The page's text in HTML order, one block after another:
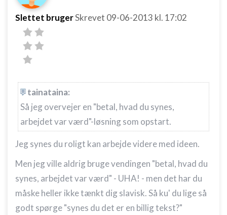
Slettet brugerSkrevet 09-06-2013 kl. 17:02
tainataina:
Så jeg overvejer en "betal, hvad du synes,
arbejdet var værd"-løsning som opstart.
Jeg synes du roligt kan arbejde videre med ideen.
Men jeg ville aldrig bruge vendingen "betal, hvad du
synes, arbejdet var værd" - UHA! - men det har du
måske heller ikke tænkt dig slavisk. Så ku' du lige så
godt spørge "synes du det er en billig tekst?"